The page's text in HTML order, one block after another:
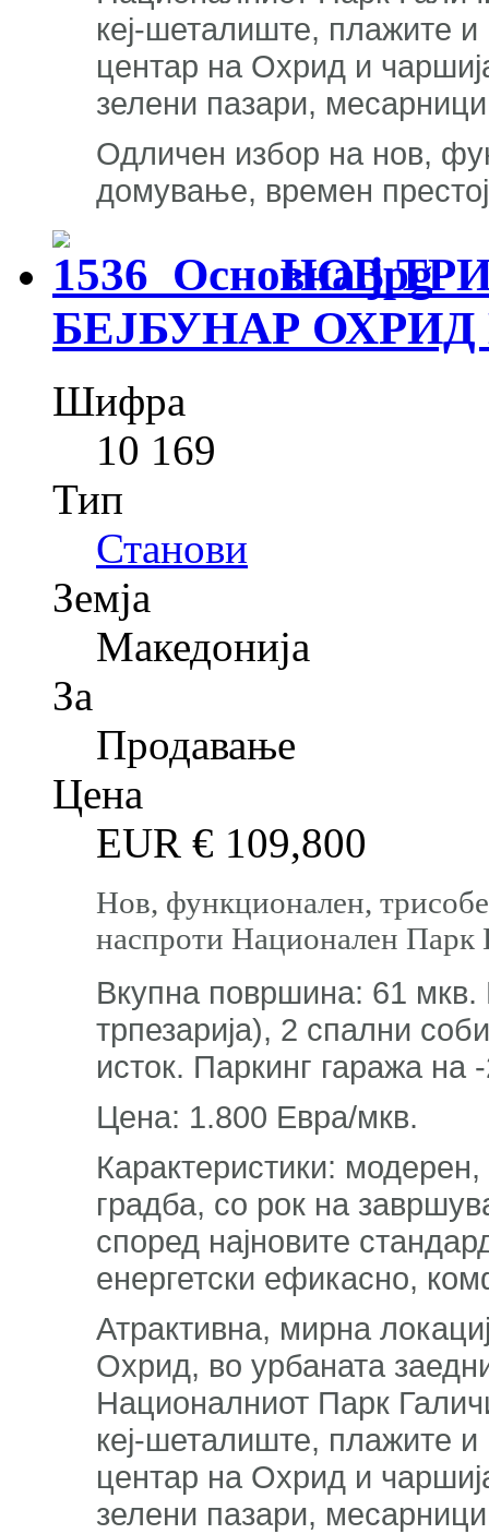
кеј-шеталиште, плажите и
центар на Охрид и
зелени пазари,
Одличен избор на нов,
домување, времен
НОВ
БЕЈБУНАР
Шифра
10 169
Тип
Станови
Земја
Македонија
За
Продавање
Цена
EUR € 109,800
Нов, функционален,
наспроти Национален Парк
Вкупна површина: 61 мкв.
трпезарија), 2 спални
исток. Паркинг гаража на
Цена: 1.800 Евра/мкв.
Карактеристики:
градба, со рок на
според најновите
енергетски ефикасно,
Атрактивна, мирна
Охрид, во урбаната
Националниот Парк
кеј-шеталиште, плажите и
центар на Охрид и
зелени пазари,